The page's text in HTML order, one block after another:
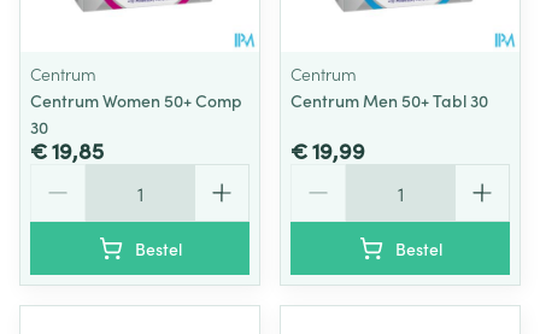
Centrum
Centrum Women 50+ Comp
30
€ 19,85
Bestel
Centrum
Centrum Men 50+ Tabl 30
€ 19,99
Bestel